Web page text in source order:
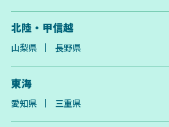
北陸・甲信越
山梨県 長野県
東海
愛知県 三重県